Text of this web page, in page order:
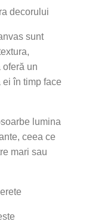
decorului
sunt
un
în timp face
lumina
ceea ce
mari sau